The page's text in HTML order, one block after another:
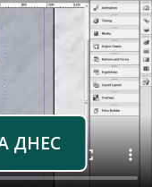
ДНЕС